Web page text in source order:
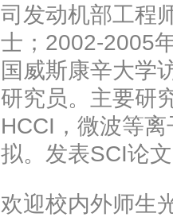
司发动机部工程
士；2002-2005
国威斯康辛大学
研究员。主要研
HCCI，微波等
拟。发表SCI论
欢迎校内外师生